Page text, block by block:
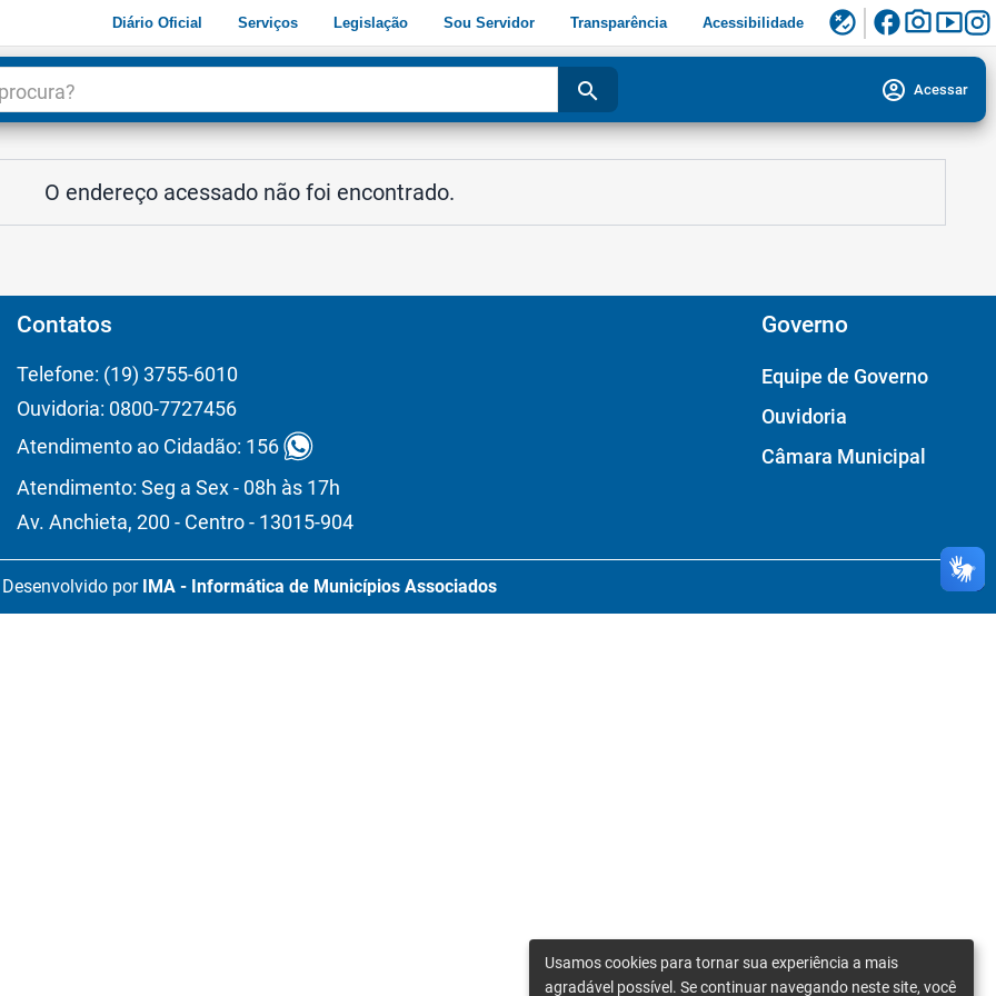
Diário Oficial Serviços Legislação Sou Servidor Transparência Acessibilidade flaky facebookphoto_camerasmart_display
search account_circle Acessar
O endereço acessado não foi encontrado.
Contatos
Telefone: (19) 3755-6010
Ouvidoria: 0800-7727456
Atendimento ao Cidadão: 156
Atendimento: Seg a Sex - 08h às 17h
Av. Anchieta, 200 - Centro - 13015-904
Governo
Equipe de Governo
Ouvidoria
Câmara Municipal
Desenvolvido por IMA - Informática de Municípios Associados
Usamos cookies para tornar sua experiência a mais
agradável possível. Se continuar navegando neste site, você